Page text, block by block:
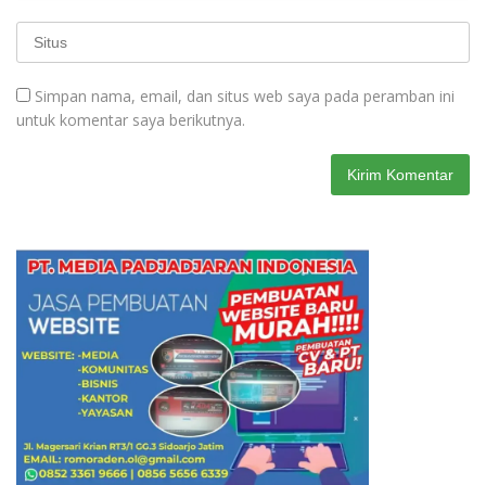
Simpan nama, email, dan situs web saya pada peramban ini
untuk komentar saya berikutnya.